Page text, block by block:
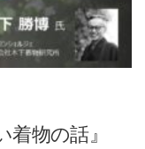
物の話』